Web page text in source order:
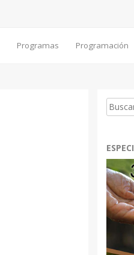
Programas Programación
Buscar: